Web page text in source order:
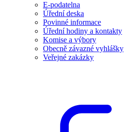
E-podatelna
Úřední deska
Povinné informace
Úřední hodiny a kontakty
Komise a výbory
Obecně závazné vyhlášky
Veřejné zakázky